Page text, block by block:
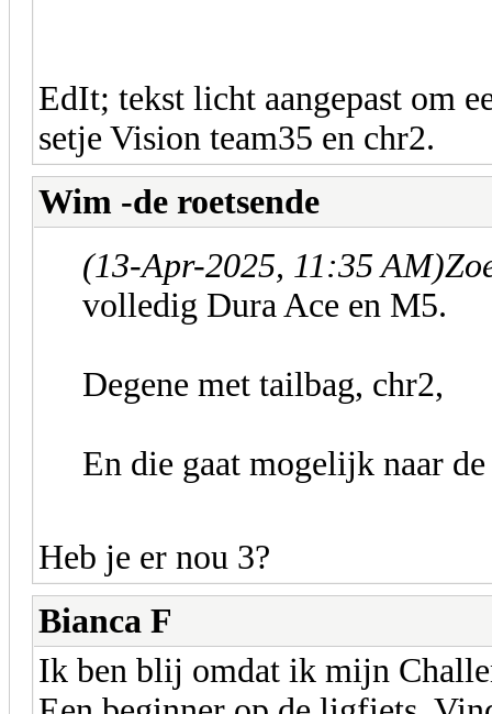
EdIt; tekst licht aangepast om
setje Vision team35 en chr2.
Wim -de roetsende
(13-Apr-2025, 11:35 AM)
volledig Dura Ace en M5.
Degene met tailbag, chr2,
En die gaat mogelijk naar de
Heb je er nou 3?
Bianca F
Ik ben blij omdat ik mijn